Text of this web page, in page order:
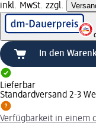
inkl. MwSt. zzgl.
In den
Lieferbar
Standardversand 2-3
Verfügbarkeit in einem